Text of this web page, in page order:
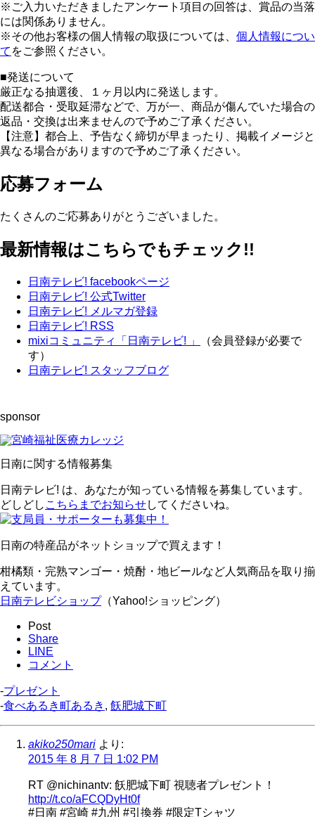
※ご入力いただきましたアンケート項目の回答は、賞品の当落
には関係ありません。
※その他お客様の個人情報の取扱については、 個人情報につい
て をご参照ください。
■発送について
厳正なる抽選後、１ヶ月以内に発送します。
配送都合・受取延滞などで、万が一、商品が傷んでいた場合の
返品・交換は出来ませんので予めご了承ください。
【注意】都合上、予告なく締切が早まったり、掲載イメージと
異なる場合がありますので予めご了承ください。
応募フォーム
たくさんのご応募ありがとうございました。
最新情報はこちらでもチェック!!
日南テレビ! facebookページ
日南テレビ! 公式Twitter
日南テレビ! メルマガ登録
日南テレビ! RSS
mixiコミュニティ「日南テレビ! 」
（会員登録が必要で
す）
日南テレビ! スタッフブログ
sponsor
日南に関する情報募集
日南テレビ! は、あなたが知っている情報を募集しています。
どしどし こちらまでお知らせしてくださいね。
日南の特産品がネットショップで買えます！
柑橘類・完熟マンゴー・焼酎・地ビールなど人気商品を取り揃
えています。
日南テレビショップ（Yahoo!ショッピング）
Post
Share
LINE
コメント
-プレゼント
-食べあるき町あるき , 飫肥城下町
akiko250mari より:
2015 年 8 月 7 日 1:02 PM
RT @nichinantv: 飫肥城下町 視聴者プレゼント！
http://t.co/aFCQDyHt0f
#日南 #宮崎 #九州 #引換券 #限定Tシャツ